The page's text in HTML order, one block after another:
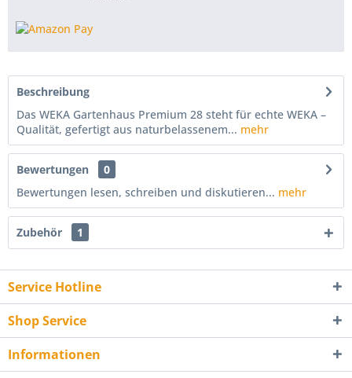
Beschreibung
Das WEKA Gartenhaus Premium 28 steht für echte WEKA –
Qualität, gefertigt aus naturbelassenem... mehr
Bewertungen
0
Bewertungen lesen, schreiben und diskutieren... mehr
Zubehör 1
Service Hotline
Shop Service
Informationen